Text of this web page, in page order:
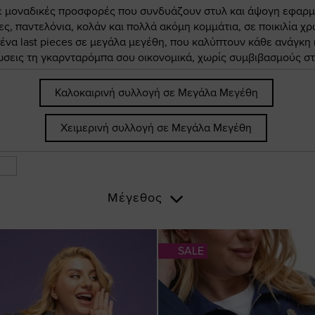
προσφορές που συνδυάζουν στυλ και άψογη
κολάν και πολλά ακόμη κομμάτια, σε ποικιλία
last pieces σε μεγάλα μεγέθη, που καλύπτουν κάθε
τη γκαρνταρόμπα σου οικονομικά, χωρίς συμβιβασμούς
Καλοκαιρινή συλλογή σε Μεγάλα Μεγέθη
Χειμερινή συλλογή σε Μεγάλα Μεγέθη
Μέγεθος
SALE